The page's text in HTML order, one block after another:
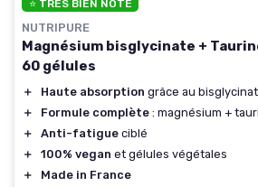
⭐ TRÈS BIEN NOTÉ
NUTRIPURE
Magnésium bisglycinate +
60 gélules
＋ Haute absorption grâce au
＋
Formule complète : magnésium +
＋
Anti-fatigue ciblé
＋
100% vegan et gélules végétales
＋
Made in France